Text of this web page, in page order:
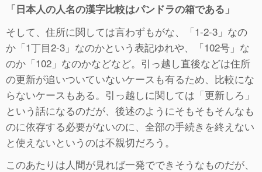
「日本人の人名の漢字比較はパンドラの箱である」
そして、住所に関しては言わずもがな、「1-2-3」なの
か「1丁目2-3」なのかという表記ゆれや、「102号」な
のか「102」なのかなどなど。引っ越し直後などは住所
の更新が追いついていないケースも有るため、比較にな
らないケースもある。引っ越しに関しては「更新しろ」
という話になるのだが、後述のようにそもそもそんなも
のに依存する必要がないのに、全部の手続きを終えない
と使えないというのは不親切だろう。
このあたりは人間が見れば一発でできそうなものだが、